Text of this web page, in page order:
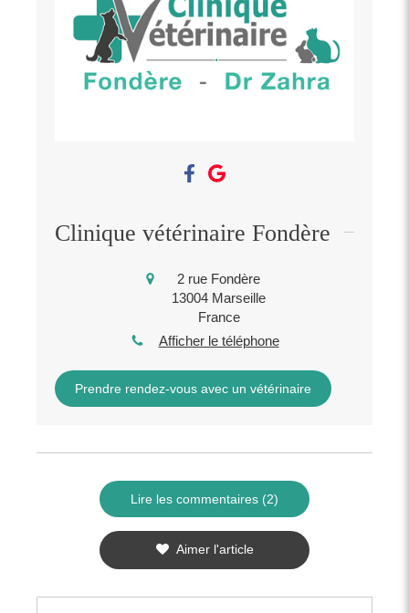
Clinique vétérinaire Fondère
2 rue Fondère
13004 Marseille
France
Afficher le téléphone
Prendre rendez-vous avec un vétérinaire
Lire les commentaires (2)
Aimer l'article